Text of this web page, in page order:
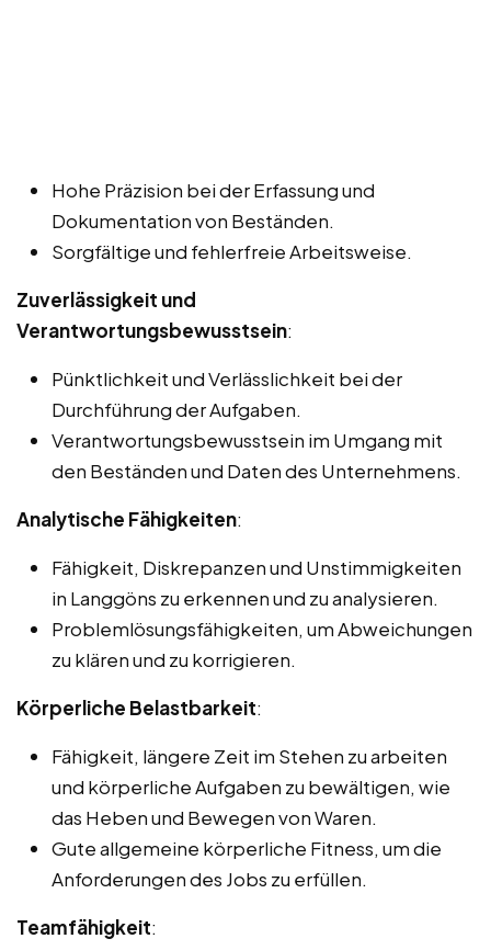
Hohe Präzision bei der Erfassung und
Dokumentation von Beständen.
Sorgfältige und fehlerfreie Arbeitsweise.
Zuverlässigkeit und
Verantwortungsbewusstsein:
Pünktlichkeit und Verlässlichkeit bei der
Durchführung der Aufgaben.
Verantwortungsbewusstsein im Umgang mit
den Beständen und Daten des Unternehmens.
Analytische Fähigkeiten:
Fähigkeit, Diskrepanzen und Unstimmigkeiten
in Langgöns zu erkennen und zu analysieren.
Problemlösungsfähigkeiten, um Abweichungen
zu klären und zu korrigieren.
Körperliche Belastbarkeit:
Fähigkeit, längere Zeit im Stehen zu arbeiten
und körperliche Aufgaben zu bewältigen, wie
das Heben und Bewegen von Waren.
Gute allgemeine körperliche Fitness, um die
Anforderungen des Jobs zu erfüllen.
Teamfähigkeit: